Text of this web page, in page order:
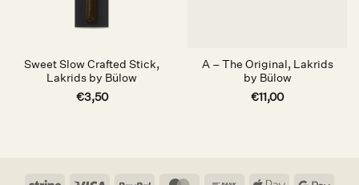
Sweet Slow Crafted Stick,
Lakrids by Bülow
€3,50
A – The Original, Lakrids
by Bülow
€11,00